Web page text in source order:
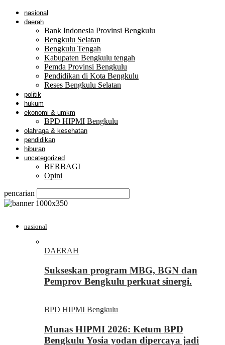
nasional
daerah
Bank Indonesia Provinsi Bengkulu
Bengkulu Selatan
Bengkulu Tengah
Kabupaten Bengkulu tengah
Pemda Provinsi Bengkulu
Pendidikan di Kota Bengkulu
Reses Bengkulu Selatan
politik
hukum
ekonomi & umkm
BPD HIPMI Bengkulu
olahraga & kesehatan
pendidikan
hiburan
uncategorized
BERBAGI
Opini
pencarian
nasional
DAERAH
Sukseskan program MBG, BGN dan
Pemprov Bengkulu perkuat sinergi.
BPD HIPMI Bengkulu
Munas HIPMI 2026: Ketum BPD
Bengkulu Yosia yodan dipercaya jadi